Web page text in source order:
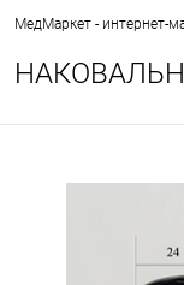
МедМаркет - интернет-